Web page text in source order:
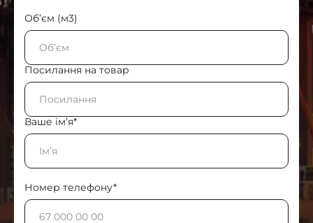
Об’єм (м3)
Посилання на товар
Ваше ім’я*
Номер телефону*